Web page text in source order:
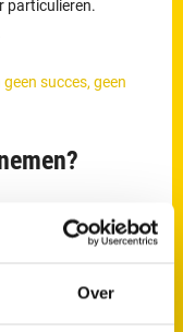
Over
particulieren.
succes, geen